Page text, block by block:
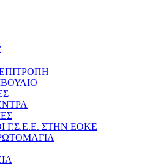
Γ.Σ.Ε.Ε. ΣΤΗΝ ΕΟΚΕ